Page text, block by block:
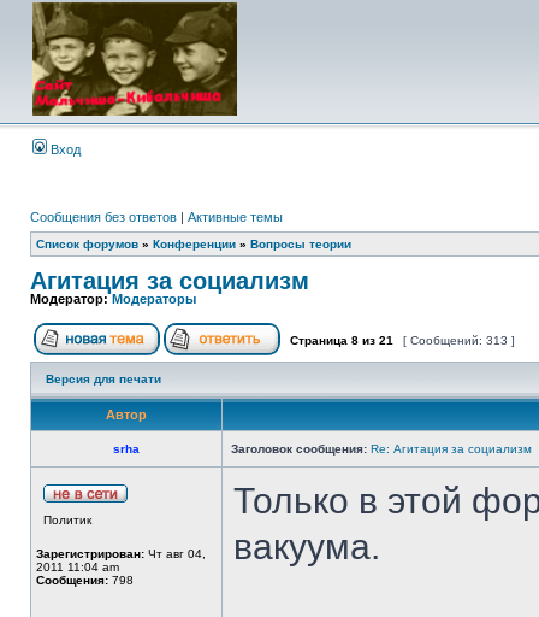
Вход
Сообщения без ответов | Активные темы
Список форумов » Конференции » Вопросы теории
Агитация за социализм
Модератор:Модераторы
Страница 8 из 21 [ Сообщений: 313 ]
Версия для печати
Автор
srha Заголовок сообщения: Re: Агитация за социализм
Политик
Зарегистрирован: Чт авг 04,
2011 11:04 am
Сообщения: 798
Только в этой
вакуума.